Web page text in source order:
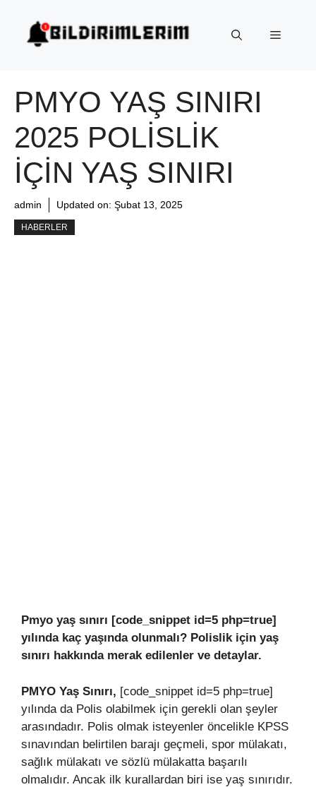
Menü
PMYO YAŞ SINIRI
2025 POLISLIK
İÇIN YAŞ SINIRI
admin Updated on: Şubat 13, 2025
HABERLER
Pmyo yaş sınırı [code_snippet id=5 php=true]
yılında kaç yaşında olunmalı? Polislik için yaş
sınırı hakkında merak edilenler ve detaylar.
PMYO Yaş Sınırı, [code_snippet id=5 php=true]
yılında da Polis olabilmek için gerekli olan şeyler
arasındadır. Polis olmak isteyenler öncelikle KPSS
sınavından belirtilen barajı geçmeli, spor mülakatı,
sağlık mülakatı ve sözlü mülakatta başarılı
olmalıdır. Ancak ilk kurallardan biri ise yaş sınırıdır.